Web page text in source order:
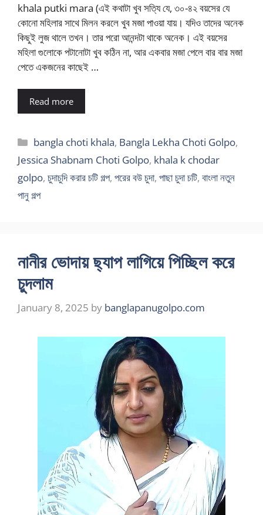
khala putki mara (এই কথাটা খুব সত্যি যে, ৩০-৪২ বয়সের যে
কোনো মহিলার সাথে মিলন করলে খুব মজা পাওয়া যায়। যদিও তাদের অনেক
কিছুই লুজ থালে তখন। তার পরো আনন্দটা থাকে অনেক। এই বয়সের
মহিলা গুলোকে পটানোটা খুব কঠিন না, আর একবার মজা পেলে বার বার মজা
পেতে একজনের কাছেই …
Read more
Categories
bangla choti khala, Bangla Lekha Choti Golpo,
Jessica Shabnam Choti Golpo, khala k chodar
golpo, চুদাচুদি করার চটি গল্প, পরের বউ চুদা, পাছা চুদা চটি, বাংলা নতুন
পানু গল্প
নানীর ভোদায় ছ্যাপ লাগিয়ে পিচ্ছিল করে
চুদলাম
January 8, 2025 by banglapanugolpo.com